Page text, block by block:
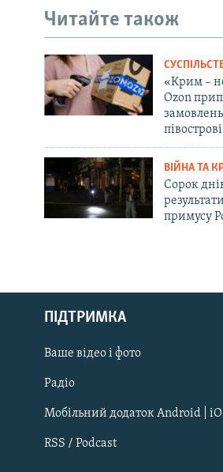
Русский
Qırımtatar
ДОЛУЧАЙСЯ!
Читайте також
«Крим –
Ozon
півострові
ВІЙНА ТА
Сорок
примусу
ПІДТРИМКА
Ваше відео і фото
Радіо
Мобільний додаток Android |
RSS / Podcast